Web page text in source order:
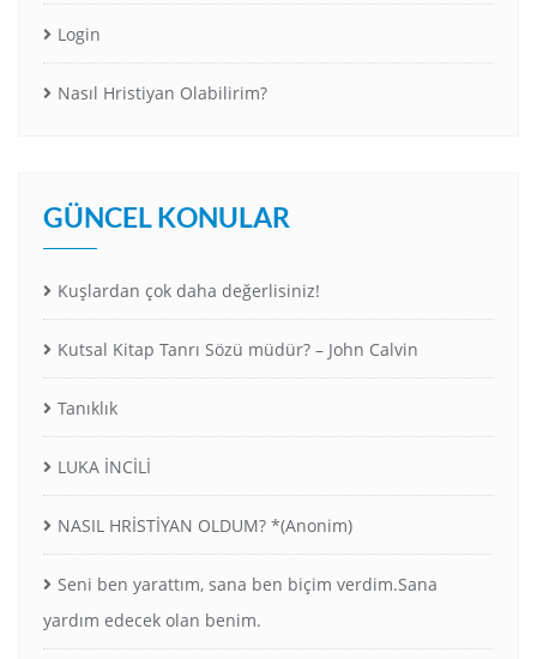
Login
Nasıl Hristiyan Olabilirim?
GÜNCEL KONULAR
Kuşlardan çok daha değerlisiniz!
Kutsal Kitap Tanrı Sözü müdür? – John Calvin
Tanıklık
LUKA İNCİLİ
NASIL HRİSTİYAN OLDUM? *(Anonim)
Seni ben yarattım, sana ben biçim verdim.Sana
yardım edecek olan benim.